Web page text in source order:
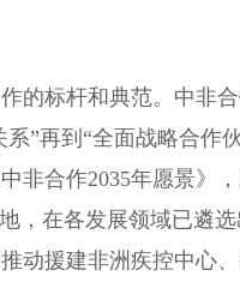
标杆和典范。中非合
”再到“全面战略合
非合作2035年愿景》
，在各发展领域已遴
动援建非洲疾控中心